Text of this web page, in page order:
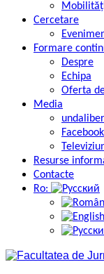
Cercetare
Formare
Despre
Echipa
Oferta
Media
Facebook
Resurse
Contacte
Ro: